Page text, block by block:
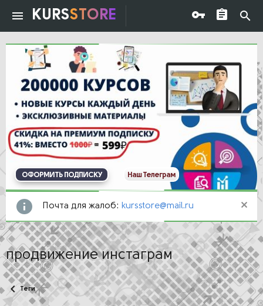
KURSSTORE
ОФОРМИТЬ ПОДПИСКУ Наш Телеграм
Почта для жалоб: kursstore@mail.ru
продвижение инстаграм
Теги